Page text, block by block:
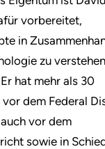
vorbereitet,
in
zu
hat mehr als 30
vor dem Federal
vor dem
sowie in